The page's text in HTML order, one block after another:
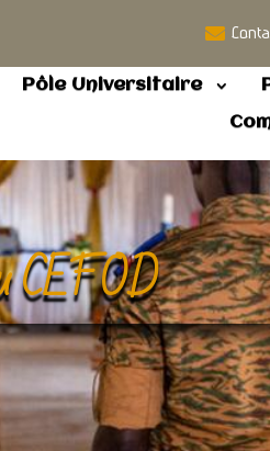
Pôle Universitaire
CEFOD